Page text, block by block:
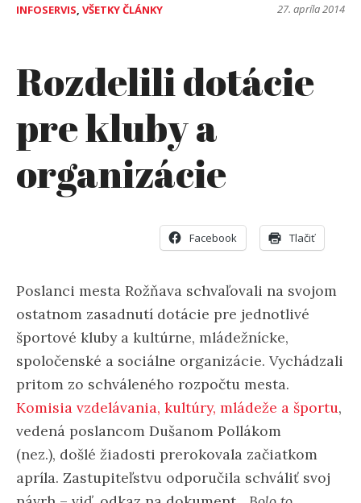
INFOSERVIS, VŠETKY ČLÁNKY 27. apríla 2014
Rozdelili dotácie
pre kluby a
organizácie
Facebook Tlačiť
Poslanci mesta Rožňava schvaľovali na svojom
ostatnom zasadnutí dotácie pre jednotlivé
športové kluby a kultúrne, mládežnícke,
spoločenské a sociálne organizácie. Vychádzali
pritom zo schváleného rozpočtu mesta.
Komisia vzdelávania, kultúry, mládeže a športu,
vedená poslancom Dušanom Pollákom
(nez.), došlé žiadosti prerokovala začiatkom
apríla. Zastupiteľstvu odporučila schváliť svoj